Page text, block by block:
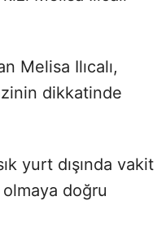
Melisa Ilıcalı,
dikkatinde
yurt dışında vakit
doğru